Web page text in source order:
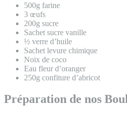
500g farine
3 œufs
200g sucre
Sachet sucre vanille
½ verre d’huile
Sachet levure chimique
Noix de coco
Eau fleur d’oranger
250g confiture d’abricot
Préparation de nos